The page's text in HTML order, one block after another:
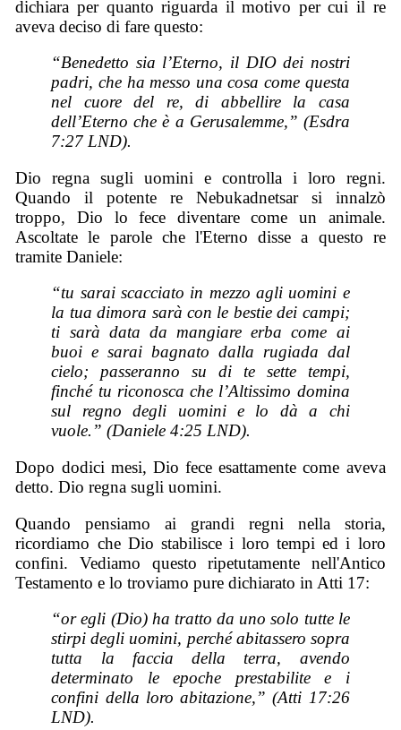
dichiara per quanto riguarda il motivo per cui il re
aveva deciso di fare questo:
“Benedetto sia l’Eterno, il DIO dei nostri
padri, che ha messo una cosa come questa
nel cuore del re, di abbellire la casa
dell’Eterno che è a Gerusalemme,” (Esdra
7:27 LND).
Dio regna sugli uomini e controlla i loro regni.
Quando il potente re Nebukadnetsar si innalzò
troppo, Dio lo fece diventare come un animale.
Ascoltate le parole che l'Eterno disse a questo re
tramite Daniele:
“tu sarai scacciato in mezzo agli uomini e
la tua dimora sarà con le bestie dei campi;
ti sarà data da mangiare erba come ai
buoi e sarai bagnato dalla rugiada dal
cielo; passeranno su di te sette tempi,
finché tu riconosca che l’Altissimo domina
sul regno degli uomini e lo dà a chi
vuole.” (Daniele 4:25 LND).
Dopo dodici mesi, Dio fece esattamente come aveva
detto. Dio regna sugli uomini.
Quando pensiamo ai grandi regni nella storia,
ricordiamo che Dio stabilisce i loro tempi ed i loro
confini. Vediamo questo ripetutamente nell'Antico
Testamento e lo troviamo pure dichiarato in Atti 17:
“or egli (Dio) ha tratto da uno solo tutte le
stirpi degli uomini, perché abitassero sopra
tutta la faccia della terra, avendo
determinato le epoche prestabilite e i
confini della loro abitazione,” (Atti 17:26
LND).